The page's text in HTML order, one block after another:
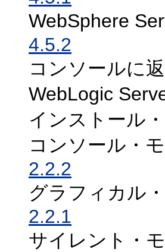
WebSphere
4.5.2
コンソールに
WebLogic
インストール
コンソール・
2.2.2
グラフィカル
2.2.1
サイレント・